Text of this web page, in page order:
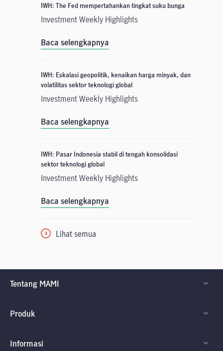
IWH: The Fed mempertahankan tingkat suku bunga
Investment Weekly Highlights
Baca selengkapnya
IWH: Eskalasi geopolitik, kenaikan harga minyak, dan
volatilitas sektor teknologi global
Investment Weekly Highlights
Baca selengkapnya
IWH: Pasar Indonesia stabil di tengah konsolidasi
sektor teknologi global
Investment Weekly Highlights
Baca selengkapnya
Lihat semua
Tentang MAMI
Produk
Informasi